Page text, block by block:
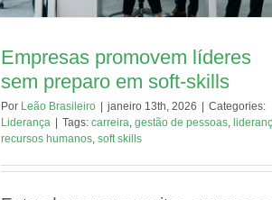
Empresas promovem líderes
sem preparo em soft-skills
Por Leão Brasileiro | janeiro 13th, 2026 | Categories:
Liderança | Tags: carreira gestão de pessoas
recursos humanos soft skills